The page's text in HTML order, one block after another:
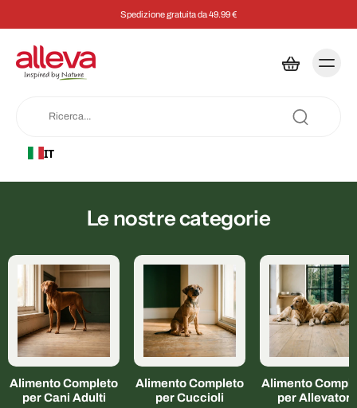
Spedizione gratuita da 49.99 €
IT
Le nostre categorie
Alimento Completo
per Cani Adulti
Alimento Completo
per Cuccioli
Alimento
per Allevatori